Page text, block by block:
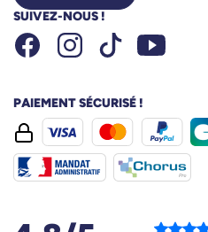
SUIVEZ-NOUS !
FacebookInstagramTiktok Youtube
PAIEMENT SÉCURISÉ !